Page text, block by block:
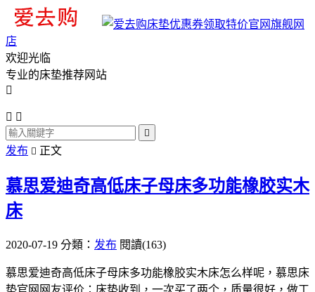
旗舰网
店
欢迎光临
专业的床垫推荐网站

 

发布  正文
慕思爱迪奇高低床子母床多功能橡胶实木
床
2020-07-19 分類： 发布 閱讀(163)
慕思爱迪奇高低床子母床多功能橡胶实木床怎么样呢，慕思床
垫官网网友评价：床垫收到，一次买了两个，质量很好，做工